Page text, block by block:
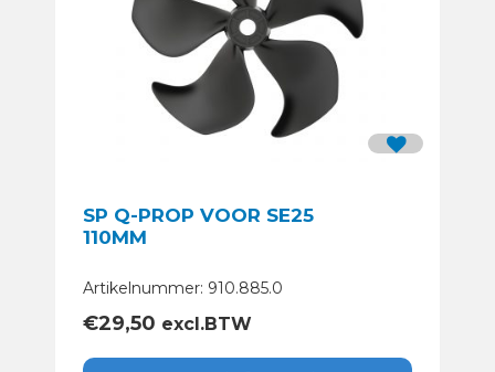
SP Q-PROP VOOR SE25
110MM
Artikelnummer: 910.885.0
€29,50 excl.BTW